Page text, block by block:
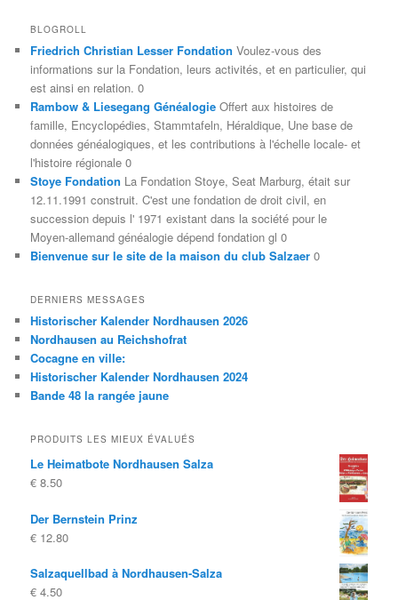
BLOGROLL
Friedrich Christian Lesser Fondation Voulez-vous des
informations sur la Fondation, leurs activités, et en particulier, qui
est ainsi en relation. 0
Rambow & Liesegang Généalogie Offert aux histoires de
famille, Encyclopédies, Stammtafeln, Héraldique, Une base de
données généalogiques, et les contributions à l'échelle locale- et
l'histoire régionale 0
Stoye Fondation La Fondation Stoye, Seat Marburg, était sur
12.11.1991 construit. C'est une fondation de droit civil, en
succession depuis l' 1971 existant dans la société pour le
Moyen-allemand généalogie dépend fondation gl 0
Bienvenue sur le site de la maison du club Salzaer 0
DERNIERS MESSAGES
Historischer Kalender Nordhausen 2026
Nordhausen au Reichshofrat
Cocagne en ville:
Historischer Kalender Nordhausen 2024
Bande 48 la rangée jaune
PRODUITS LES MIEUX ÉVALUÉS
Le Heimatbote Nordhausen Salza
€ 8.50
Der Bernstein Prinz
€ 12.80
Salzaquellbad à Nordhausen-Salza
€ 4.50